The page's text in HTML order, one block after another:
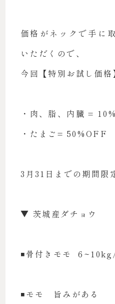
価格がネックで手に
いただくので、
今回【特別お試し価格
・肉、脂、内臓 =
・たまご= 50%OFF
3月31日までの期間限
▼ 茨城産ダチョウ
◾️骨付きモモ
◾️モモ 旨みがある